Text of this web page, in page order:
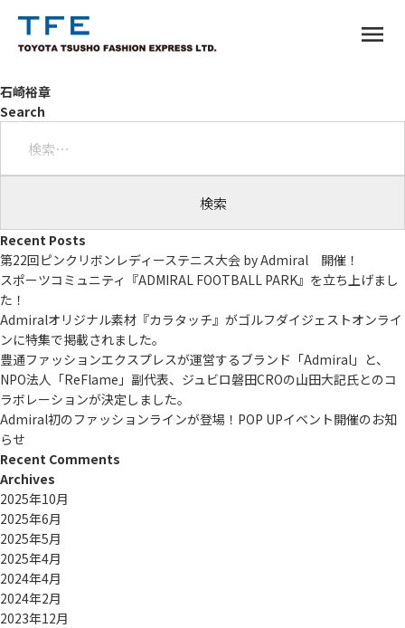
menu
石崎裕章
Search
Recent Posts
第22回ピンクリボンレディーステニス大会 by Admiral 開催！
スポーツコミュニティ『ADMIRAL FOOTBALL PARK』を立ち上げまし
た！
Admiralオリジナル素材『カラタッチ』がゴルフダイジェストオンライ
ンに特集で掲載されました。
豊通ファッションエクスプレスが運営するブランド「Admiral」と、
NPO法人「ReFlame」副代表、ジュビロ磐田CROの山田大記氏とのコ
ラボレーションが決定しました。
Admiral初のファッションラインが登場！POP UPイベント開催のお知
らせ
Recent Comments
Archives
2025年10月
2025年6月
2025年5月
2025年4月
2024年4月
2024年2月
2023年12月